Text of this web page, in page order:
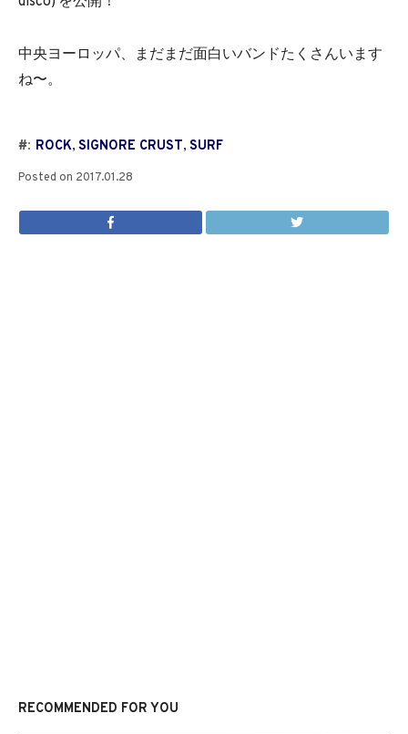
中央ヨーロッパ、まだまだ面白いバンドたくさんいます
ね〜。
#: ROCK, SIGNORE CRUST, SURF
Posted on 2017.01.28
RECOMMENDED FOR YOU